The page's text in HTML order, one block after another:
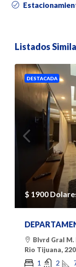
Listados
DESTACADA
$ 1900
Blvrd Gral M.
Rio Tijuana,
1 2